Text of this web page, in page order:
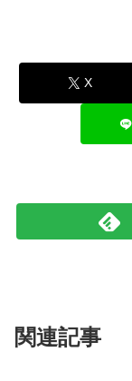
X
関連記事